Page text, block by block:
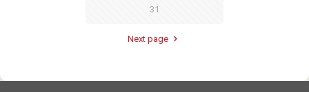
31
Next page